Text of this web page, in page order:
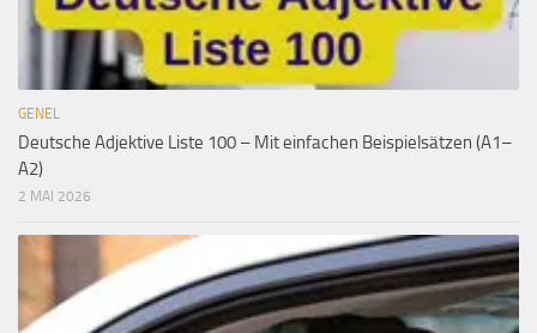
GENEL
Deutsche Adjektive Liste 100 – Mit einfachen Beispielsätzen (A1–
A2)
2 MAI 2026